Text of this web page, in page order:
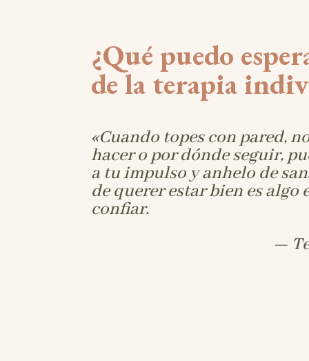
¿Qué puedo
de la terapia
«Cuando topes con pared,
hacer o por dónde seguir,
a tu impulso y anhelo de
de querer estar bien es algo
confiar.
—